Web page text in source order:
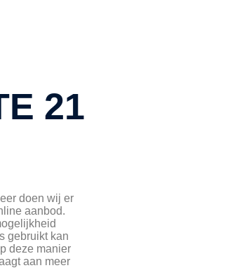
21
doen wij er
aanbod.
gebruikt kan
deze manier
aan meer